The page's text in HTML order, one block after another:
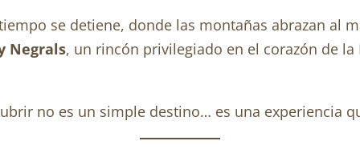
se detiene, donde las montañas abrazan al
Negrals, un rincón privilegiado en el corazón de
no es un simple destino… es una experiencia